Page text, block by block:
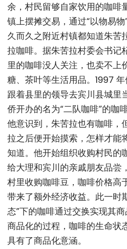
余，村民留够自家饮用的咖啡
镇上摆摊交易，通过“以物易物
久而久之附近村镇都知道朱苦
拉咖啡。据朱苦拉村委会书记
里的咖啡没人关注，也卖不上
糖、茶叶等生活用品。1997
跟着县里的领导去宾川县城里
侨开办的名为“二队咖啡”的咖
他意识到，朱苦拉也有咖啡，
拉之后便开始摸索，怎样才能
知道。他开始组织收购村民的
给大理和宾川的亲戚朋友品尝
村里收购咖啡豆，咖啡价格高
带来了额外经济收益。此一时
态”下的咖啡通过交换实现其
商品化的过程，咖啡的生命状
具有了商品化意涵。